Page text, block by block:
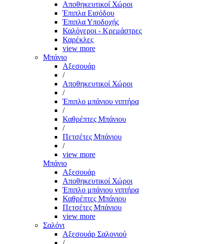
Αποθηκευτικοί Χώροι
Έπιπλα Εισόδου
Έπιπλα Υποδοχής
Καλόγεροι - Κρεμάστρες
Καρέκλες
view more
Μπάνιο
Αξεσουάρ
/
Αποθηκευτικοί Χώροι
/
Έπιπλο μπάνιου νιπτήρα
/
Καθρέπτες Μπάνιου
/
Πετσέτες Μπάνιου
/
view more
Μπάνιο
Αξεσουάρ
Αποθηκευτικοί Χώροι
Έπιπλο μπάνιου νιπτήρα
Καθρέπτες Μπάνιου
Πετσέτες Μπάνιου
view more
Σαλόνι
Αξεσουάρ Σαλονιού